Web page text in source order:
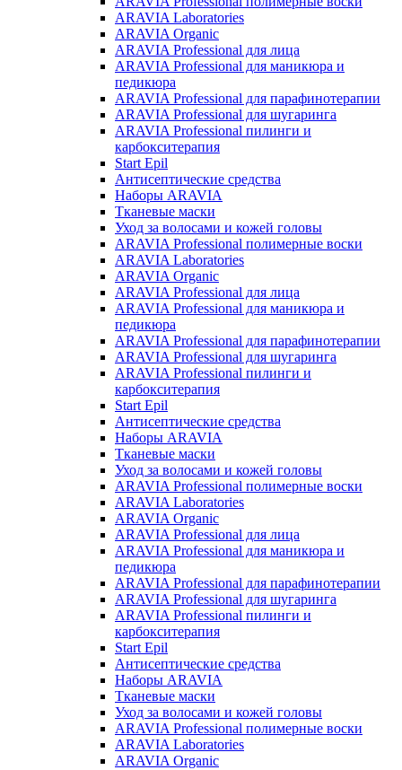
ARAVIA Laboratories
ARAVIA Organic
ARAVIA Professional для лица
ARAVIA Professional для маникюра и
педикюра
ARAVIA Professional для парафинотерапии
ARAVIA Professional для шугаринга
ARAVIA Professional пилинги и
карбокситерапия
Start Epil
Антисептические средства
Наборы ARAVIA
Тканевые маски
Уход за волосами и кожей головы
ARAVIA Professional полимерные воски
ARAVIA Laboratories
ARAVIA Organic
ARAVIA Professional для лица
ARAVIA Professional для маникюра и
педикюра
ARAVIA Professional для парафинотерапии
ARAVIA Professional для шугаринга
ARAVIA Professional пилинги и
карбокситерапия
Start Epil
Антисептические средства
Наборы ARAVIA
Тканевые маски
Уход за волосами и кожей головы
ARAVIA Professional полимерные воски
ARAVIA Laboratories
ARAVIA Organic
ARAVIA Professional для лица
ARAVIA Professional для маникюра и
педикюра
ARAVIA Professional для парафинотерапии
ARAVIA Professional для шугаринга
ARAVIA Professional пилинги и
карбокситерапия
Start Epil
Антисептические средства
Наборы ARAVIA
Тканевые маски
Уход за волосами и кожей головы
ARAVIA Professional полимерные воски
ARAVIA Laboratories
ARAVIA Organic